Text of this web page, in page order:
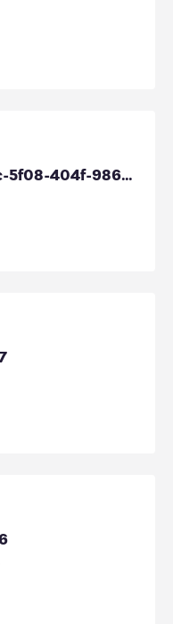
Lidl France SNC/09e5e5cc-5f08-404f-9866-e4d4362b9aea